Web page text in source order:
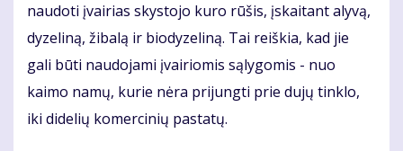
naudoti įvairias skystojo kuro rūšis, įskaitant alyvą,
dyzeliną, žibalą ir biodyzeliną. Tai reiškia, kad jie
gali būti naudojami įvairiomis sąlygomis - nuo
kaimo namų, kurie nėra prijungti prie dujų tinklo,
iki didelių komercinių pastatų.